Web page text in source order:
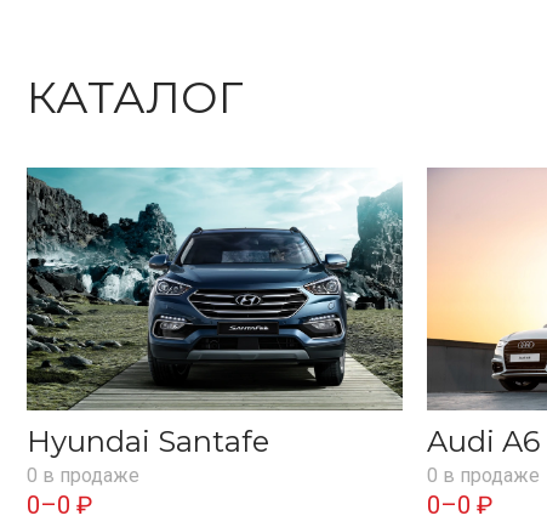
КАТАЛОГ
Hyundai Santafe
0 в продаже
0–0 ₽
Audi A6
0 в продаже
0–0 ₽